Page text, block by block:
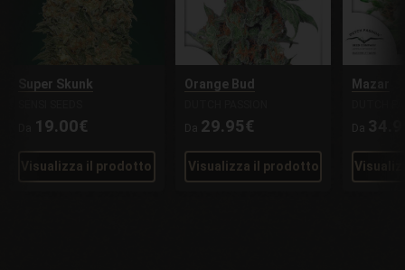
Super Skunk
19.00€
Visualizza il prodotto
Orange Bud
29.95€
Visualizza il prodotto
Mazar